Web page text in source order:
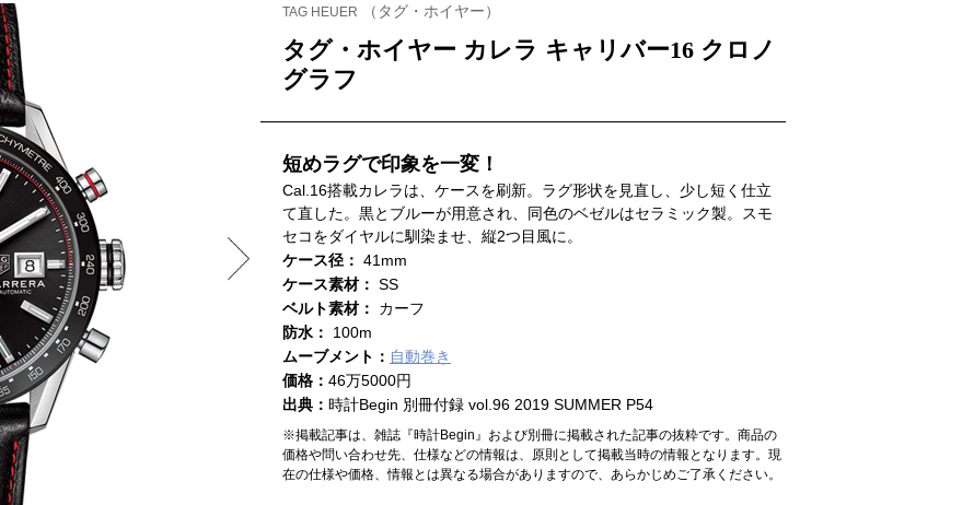
TAG HEUER （タグ・ホイヤー）
タグ・ホイヤー カレラ キャリバー16 クロノ
グラフ
短めラグで印象を一変！
Cal.16搭載カレラは、ケースを刷新。ラグ形状を見直し、少し短く仕立
て直した。黒とブルーが用意され、同色のベゼルはセラミック製。スモ
セコをダイヤルに馴染ませ、縦2つ目風に。
ケース径： 41mm
ケース素材： SS
ベルト素材： カーフ
防水： 100m
ムーブメント： 自動巻き
価格： 46万5000円
出典： 時計Begin 別冊付録 vol.96 2019 SUMMER P54
※掲載記事は、雑誌『時計Begin』および別冊に掲載された記事の抜粋です。商品の
価格や問い合わせ先、仕様などの情報は、原則として掲載当時の情報となります。現
在の仕様や価格、情報とは異なる場合がありますので、あらかじめご了承ください。